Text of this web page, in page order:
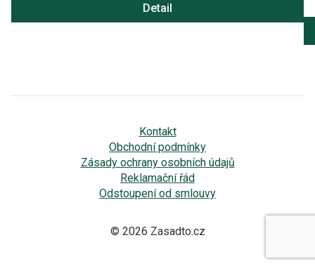
Detail
Kontakt
Obchodní podmínky
Zásady ochrany osobních údajů
Reklamační řád
Odstoupení od smlouvy
© 2026 Zasadto.cz